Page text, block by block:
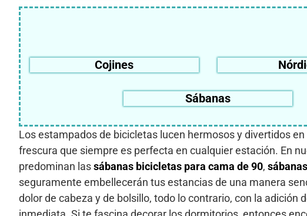
Cojines
Sábanas
Los estampados de bicicletas lucen hermosos y divertidos
frescura que siempre es perfecta en cualquier estación. En
predominan lassábanas bicicletas para cama de 90,
seguramente embellecerán tus estancias de una manera
dolor de cabeza y de bolsillo, todo lo contrario, con la adición